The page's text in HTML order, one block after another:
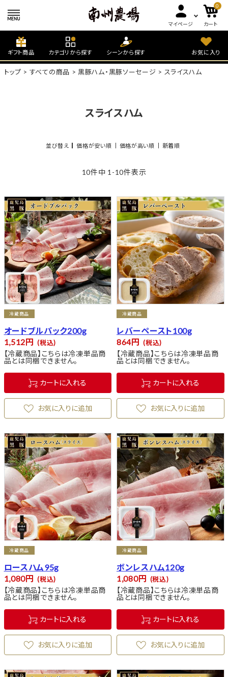
マイページ
0
カート
ギフト商品 カテゴリから探す シーンから探す お気に入り
トップ すべての商品 黒豚ハム・黒豚ソーセージ スライスハム
スライスハム
並び替え 価格が安い順 価格が高い順 新着順
10件中 1 -10件表示
冷蔵商品
オードブルパック200g
1,512 税込
【冷蔵商品】こちらは冷凍単品商
品とは同梱できません。
カートに入れる
お気に入りに追加
冷蔵商品
レバーペースト100g
864 税込
【冷蔵商品】こちらは冷凍単品商
品とは同梱できません。
カートに入れる
お気に入りに追加
冷蔵商品
ロースハム95g
1,080 税込
【冷蔵商品】こちらは冷凍単品商
品とは同梱できません。
カートに入れる
お気に入りに追加
冷蔵商品
ボンレスハム120g
1,080 税込
【冷蔵商品】こちらは冷凍単品商
品とは同梱できません。
カートに入れる
お気に入りに追加